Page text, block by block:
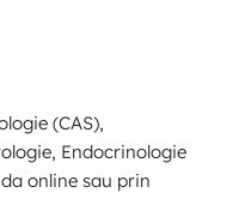
(CAS),
Endocrinologie
online sau prin